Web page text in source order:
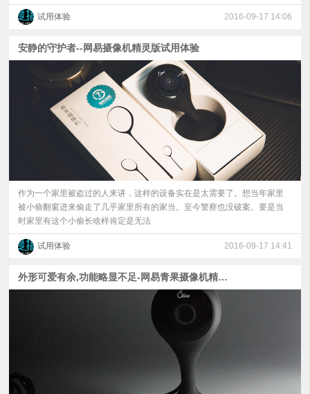
验
专
试用体验 2016-09-17 14:06
安静的守护者--网易摄像机精灵版试用体验
作为一个家里被盗过的人来讲，这样的设备实在是太需要了。想当年家里
被小偷翻窗进来偷走了几乎家里所有的家当。至今警察也没破案。要是当
时家里有这个小偷长啥样肯定是无法
试用体验 2016-09-17 14:41
外形可爱有余,功能略显不足-网易青果摄像机精灵版评测体验